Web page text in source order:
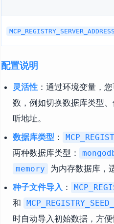
MCP_REGISTRY_SERVER_ADDRESS
配置说明
灵活性：通过环境变量，
数，例如切换数据库类型
听地址。
数据库类型 ：
两种数据库类型：
memory
为内存数据库，
种子文件导入 ：
和
时自动导入初始数据，方便